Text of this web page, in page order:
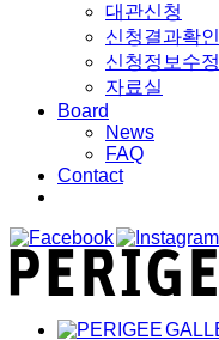
대관신청
신청결과확인
신청정보수정
자료실
Board
News
FAQ
Contact